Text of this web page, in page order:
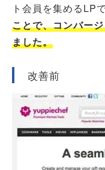
ト会員を集めるLP
ことで、コンバー
ました。
改善前